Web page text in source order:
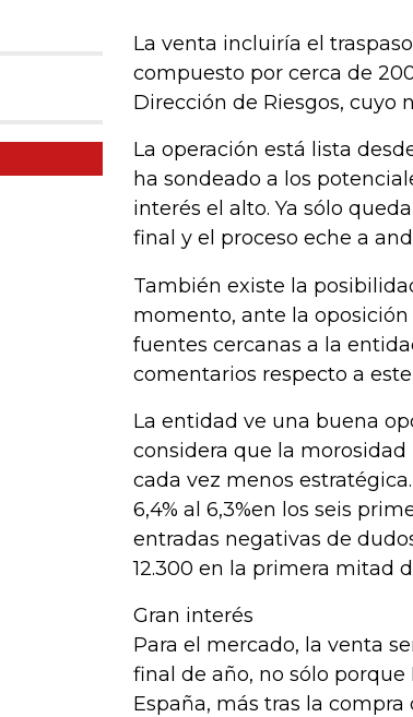
La venta incluiría el
compuesto por cerca de
Dirección de Riesgos, cuyo
La operación está lista
ha sondeado a los
interés el alto. Ya sólo
final y el proceso eche a
También existe la
momento, ante la
fuentes cercanas a la
comentarios respecto a
La entidad ve una buena
considera que la
cada vez menos
6,4% al 6,3%en los seis
entradas negativas de
12.300 en la primera mitad
Gran interés
Para el mercado, la venta
final de año, no sólo
España, más tras la